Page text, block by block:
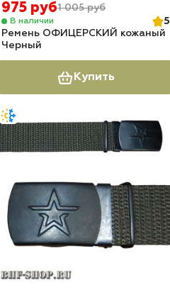
975 руб1 005 руб
В наличии
5
Ремень ОФИЦЕРСКИЙ кожаный
Черный
Купить